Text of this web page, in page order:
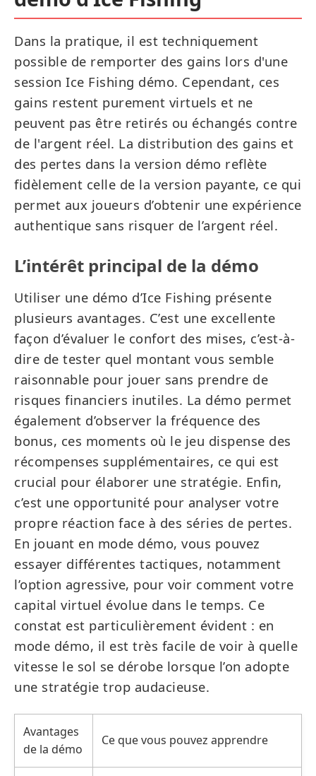
Dans la pratique, il est techniquement
possible de remporter des gains lors d'une
session Ice Fishing démo. Cependant, ces
gains restent purement virtuels et ne
peuvent pas être retirés ou échangés contre
de l'argent réel. La distribution des gains et
des pertes dans la version démo reflète
fidèlement celle de la version payante, ce qui
permet aux joueurs d’obtenir une expérience
authentique sans risquer de l’argent réel.
L’intérêt principal de la démo
Utiliser une démo d’Ice Fishing présente
plusieurs avantages. C’est une excellente
façon d’évaluer le confort des mises, c’est-à-
dire de tester quel montant vous semble
raisonnable pour jouer sans prendre de
risques financiers inutiles. La démo permet
également d’observer la fréquence des
bonus, ces moments où le jeu dispense des
récompenses supplémentaires, ce qui est
crucial pour élaborer une stratégie. Enfin,
c’est une opportunité pour analyser votre
propre réaction face à des séries de pertes.
En jouant en mode démo, vous pouvez
essayer différentes tactiques, notamment
l’option agressive, pour voir comment votre
capital virtuel évolue dans le temps. Ce
constat est particulièrement évident : en
mode démo, il est très facile de voir à quelle
vitesse le sol se dérobe lorsque l’on adopte
une stratégie trop audacieuse.
Avantages
de la démo
Ce que vous pouvez apprendre